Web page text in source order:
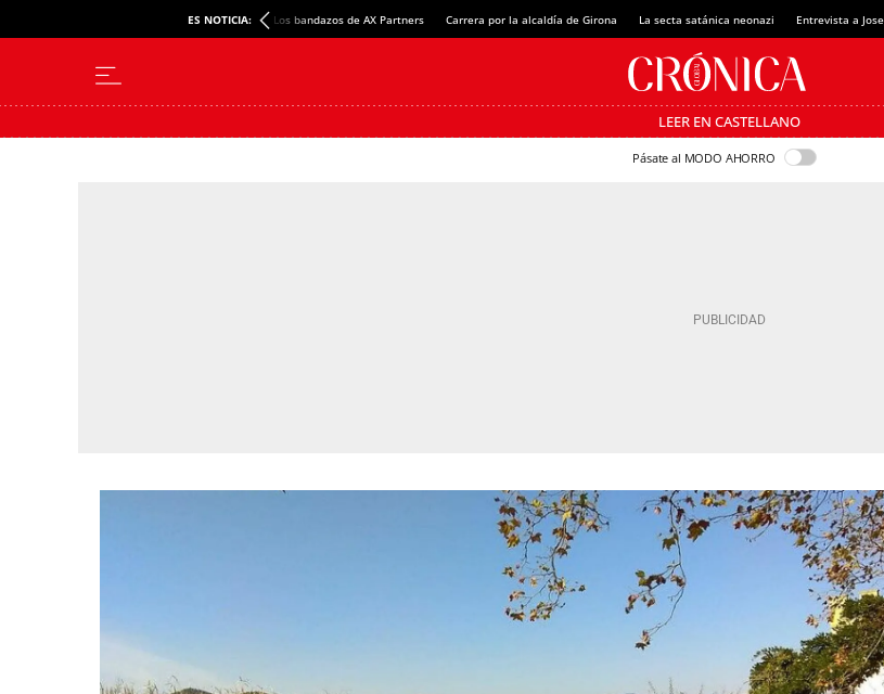
ES NOTICIA: Los bandazos de AX Partners Carrera por la alcaldía de Girona La secta satánica neonazi Entrevista a
LEER EN CASTELLANO
Pásate al MODO AHORRO